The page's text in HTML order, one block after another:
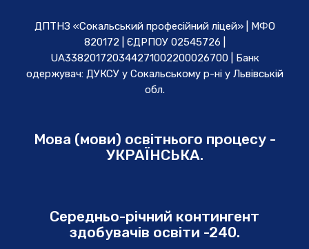
ДПТНЗ «Сокальський професійний ліцей» | МФО
820172 | ЄДРПОУ 02545726 |
UA338201720344271002200026700 | Банк
одержувач: ДУКСУ у Cокальському р-ні у Львівській
обл.
Мова (мови) освітнього процесу -
УКРАЇНСЬКА.
Середньо-річний контингент
здобувачів освіти -240.